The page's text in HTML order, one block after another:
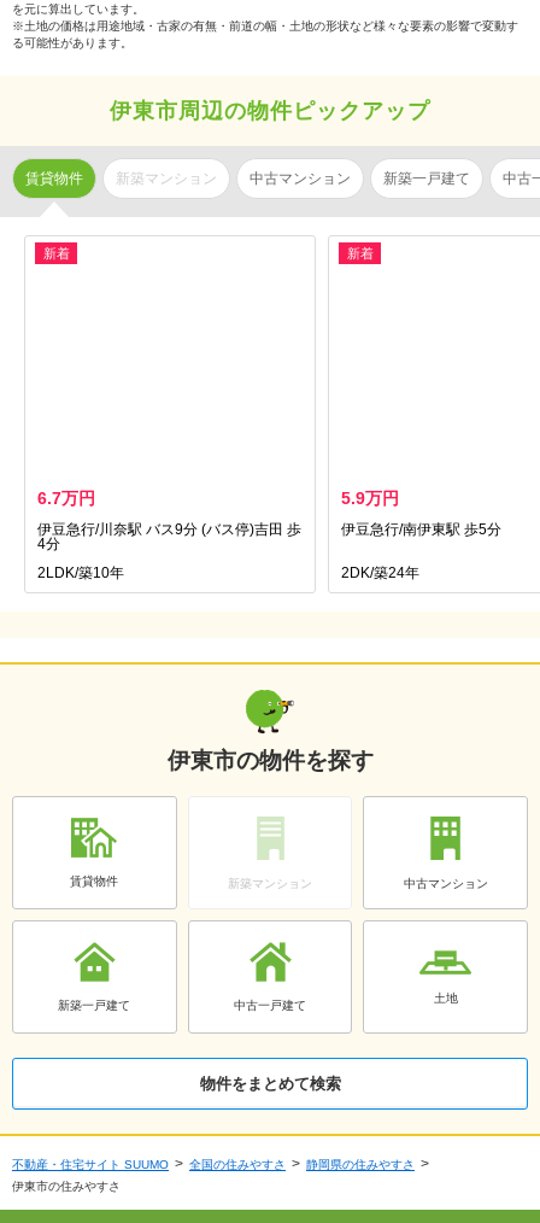
を元に算出しています。
※土地の価格は用途地域・古家の有無・前道の幅・土地の形状など様々な要素の影響で変動す
る可能性があります。
伊東市周辺の物件ピックアップ
賃貸物件 新築マンション 中古マンション 新築一戸建て 中古
新着
6.7万円
伊豆急行/川奈駅 バス9分 (バス停)吉田 歩
4分
2LDK/築10年
新着
5.9万円
伊豆急行/南伊東駅 歩5分
2DK/築24年
伊東市の物件を探す
賃貸物件 新築マンション 中古マンション
新築一戸建て 中古一戸建て
土地
物件をまとめて検索
不動産・住宅サイト SUUMO 全国の住みやすさ
静岡県の住みやすさ
伊東市の住みやすさ